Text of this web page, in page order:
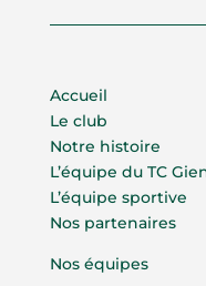
Accueil
Le club
Notre histoire
L’équipe du TC
L’équipe sportive
Nos partenaires
Nos équipes